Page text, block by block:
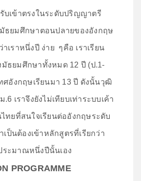
บเข้าตรงในระดับปริญญาตรี
ธยมศึกษาตอนปลายของอังกฤษ
าเราหนึ่งปี ง่าย ๆคือ เราเรียน
มัธยมศึกษาทั้งหมด 12 ปี (ป.1-
ศอังกฤษเรียนมา 13 ปี ดังนั้นวุฒิ
เราจึงยังไม่เทียบเท่าระบบเค้า
ไทยที่สนใจเรียนต่ออังกฤษระดับ
ป็นต้องเข้าหลักสูตรที่เรียกว่า
ระมาณหนึ่งปีนั้นเอง
PROGRAMME